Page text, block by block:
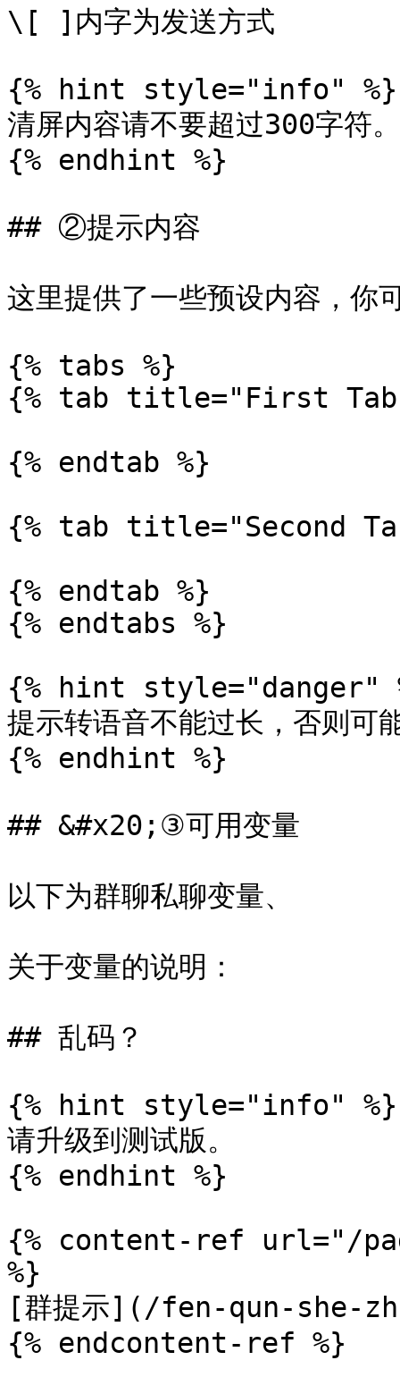
\[ ]内字为发送方式
{% hint style="info" %}
清屏内容请不要超过300字符
{% endhint %}
## ②提示内容
这里提供了一些预设内容，你
{% tabs %}
{% tab title="First
{% endtab %}
{% tab title="Second
{% endtab %}
{% endtabs %}
{% hint style="danger"
提示转语音不能过长，否则可
{% endhint %}
## &#x20;③可用变量
以下为群聊私聊变量、
关于变量的说明：
## 乱码？
{% hint style="info" %}
请升级到测试版。
{% endhint %}
{% content-ref url="/
%}
[群提示](/fen-qun-she-